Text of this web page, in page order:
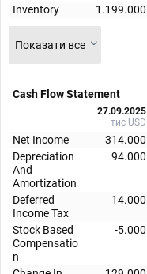
Inventory 1.199.000
Показати все
Cash Flow Statement
27.09.2025
тис USD
Net Income 314.000
Depreciation
And
Amortization
94.000
Deferred
Income Tax
14.000
Stock Based
Compensatio
n
-5.000